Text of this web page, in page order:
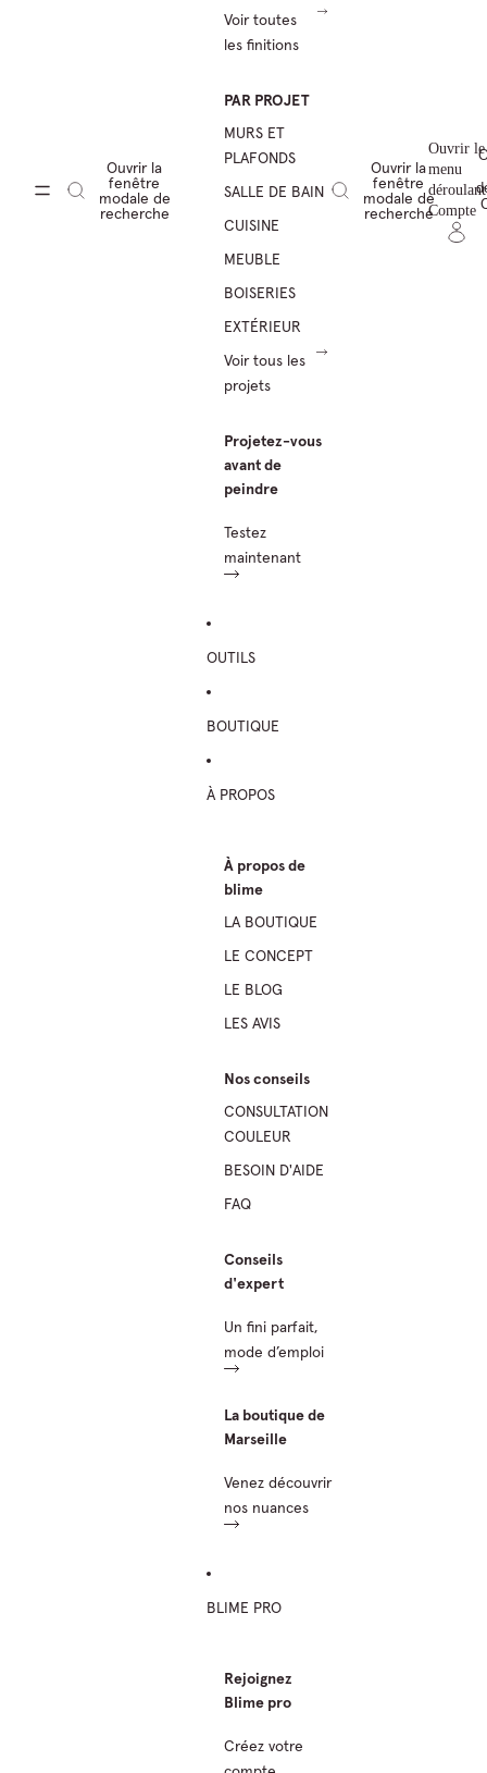
Ouvrir la
fenêtre
modale de
recherche
Voir toutes
les finitions
PAR PROJET
MURS ET
PLAFONDS
SALLE DE BAIN
CUISINE
MEUBLE
BOISERIES
EXTÉRIEUR
Voir tous les
projets
Projetez-vous
avant de
peindre
Testez
maintenant
OUTILS
BOUTIQUE
À PROPOS
À propos de
blime
LA BOUTIQUE
LE CONCEPT
LE BLOG
LES AVIS
Nos conseils
CONSULTATION
COULEUR
BESOIN D'AIDE
FAQ
Conseils
d'expert
Un fini parfait,
mode d’emploi
La boutique de
Marseille
Venez découvrir
nos nuances
BLIME PRO
Rejoignez
Blime pro
Créez votre
Ouvrir la
fenêtre
modale de
recherche
Ouvrir le
menu
déroulant
Compte